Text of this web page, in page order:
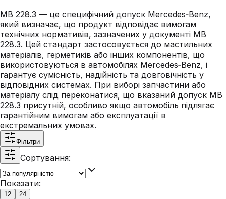
MB 228.3 — це специфічний допуск Mercedes‑Benz,
який визначає, що продукт відповідає вимогам
технічних нормативів, зазначених у документі MB
228.3. Цей стандарт застосовується до мастильних
матеріалів, герметиків або інших компонентів, що
використовуються в автомобілях Mercedes‑Benz, і
гарантує сумісність, надійність та довговічність у
відповідних системах. При виборі запчастини або
матеріалу слід переконатися, що вказаний допуск MB
228.3 присутній, особливо якщо автомобіль підлягає
гарантійним вимогам або експлуатації в
екстремальних умовах.
Фільтри
Сортування:
Показати:
12 24